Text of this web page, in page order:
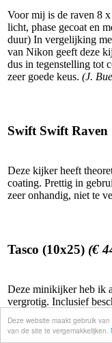
Deze website maakt gebruik
van de site te vergemakkelijken.
Voor mij is de raven 8
licht, phase gecoat en
duur) In vergelijking
van Nikon geeft deze
dus in tegenstelling tot
zeer goede keus. (J.
Swift Swift Raven
Deze kijker heeft
coating. Prettig in
zeer onhandig, niet te
Tasco (10x25) (€
Deze minikijker heb ik
vergrotig. Inclusief